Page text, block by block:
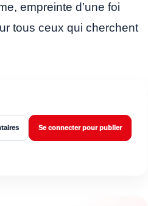
empreinte d’une foi
tous ceux qui cherchent
Se connecter pour publier